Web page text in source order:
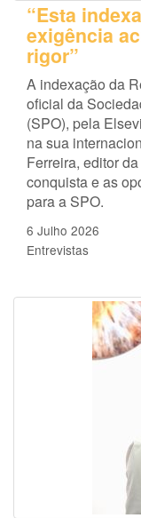
“Esta
exigência
rigor”
A indexação da
oficial da
(SPO), pela
na sua
Ferreira, editor
conquista e as
para a SPO.
6 Julho 2026
Entrevistas